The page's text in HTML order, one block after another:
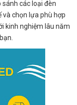
sánh các loại đèn
chọn lựa phù hợp
kinh nghiệm lâu năm